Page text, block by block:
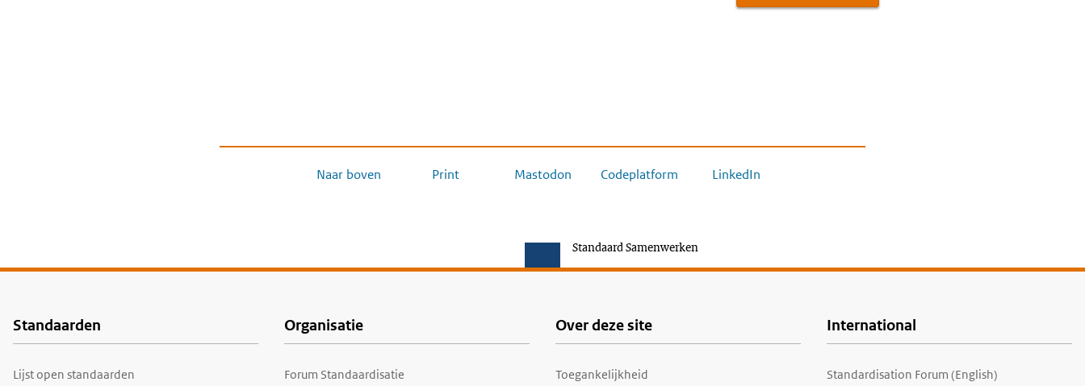
Naar boven Print Mastodon Codeplatform LinkedIn
Standaard Samenwerken
Voet
Standaarden
Lijst open standaarden
Organisatie
Forum Standaardisatie
Over deze site
Toegankelijkheid
International
Standardisation Forum (English)